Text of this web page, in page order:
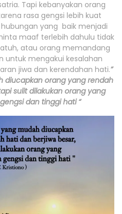
Tapi kebanyakan orang
rasa gengsi lebih kuat
yang baik menjadi
maaf terlebih dahulu tidak
atau orang memandang
untuk mengakui kesalahan
jiwa dan kerendahan hati.”
diucapkan orang yang rendah
sulit dilakukan orang yang
dan tinggi hati “